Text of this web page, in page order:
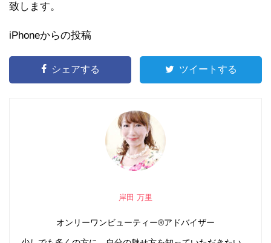
致します。
iPhoneからの投稿
シェアする ツイートする
岸田 万里
オンリーワンビューティー®アドバイザー